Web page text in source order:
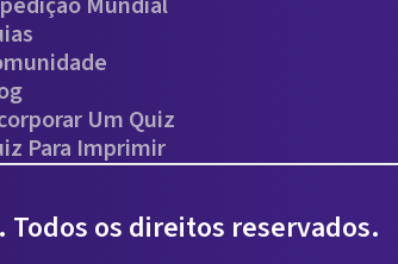
Um Quiz
Para Imprimir
Todos os direitos reservados.